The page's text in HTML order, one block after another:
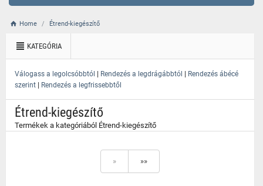
Home Étrend-kiegészítő
KATEGÓRIA
Válogass a legolcsóbbtól | Rendezés a legdrágábbtól | Rendezés ábécé
szerint | Rendezés a legfrissebbtől
Étrend-kiegészítő
Termékek a kategóriából Étrend-kiegészítő
» »»